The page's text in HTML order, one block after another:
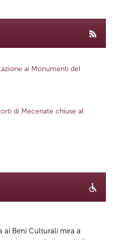
ai Monumenti del
di Mecenate chiuse al
ai Beni Culturali mira a